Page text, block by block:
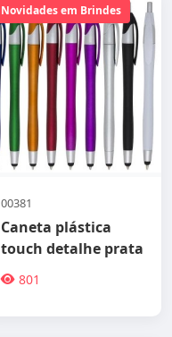
Novidades em Brindes
00381
Caneta plástica
touch detalhe prata
801